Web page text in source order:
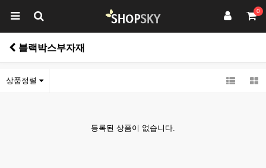
0
블랙박스부자재
상품정렬
등록된 상품이 없습니다.